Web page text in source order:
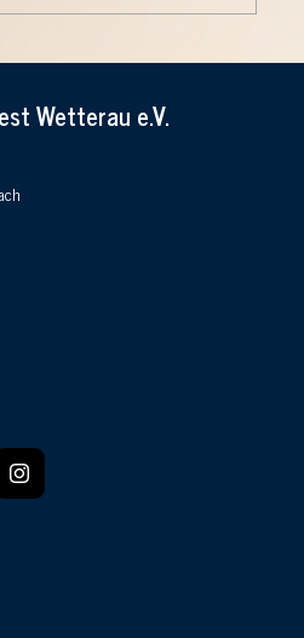
Wetterau e.V.